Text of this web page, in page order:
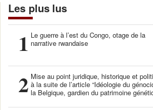
Les plus lus
1 Le guerre à l’est du Congo, otage de la
narrative rwandaise
2 Mise au point juridique, historique et
à la suite de l’article “Idéologie du
la Belgique, gardien du patrimoine